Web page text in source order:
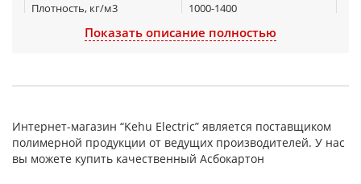
Плотность, кг/м3
1000-1400
Предел прочности при
в продольном
(кгс/см 2 )
Потеря массовой доли
вещества при
не более 15 %
Показать описание полностью
Интернет-магазин “Kehu Electric” является поставщиком
полимерной продукции от ведущих производителей. У нас
вы можете купить качественный Асбокартон